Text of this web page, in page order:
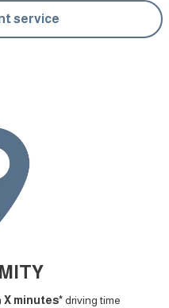
service
X minutes*driving time